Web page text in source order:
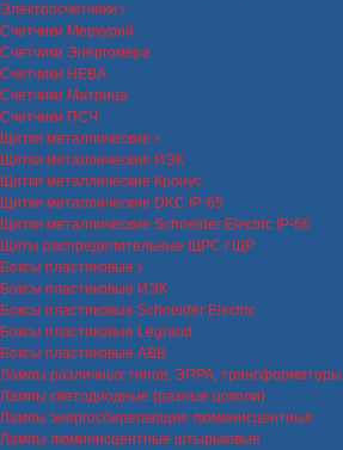
Электросчетчики
Счетчики Меркурий
Счетчики Энергомера
Счетчики НЕВА
Счетчики Матрица
Счетчики ПСЧ
Щитки металлические
Щитки металлические ИЭК
Щитки металлические Кронус
Щитки металлические DKC IP-65
Щитки металлические Schneider Electric IP-66
Щиты распределительные ЩРС / ЩР
Боксы пластиковые
Боксы пластиковые ИЭК
Боксы пластиковые Schneider Electric
Боксы пластиковые Legrand
Боксы пластиковые ABB
Лампы различных типов, ЭПРА, трансформаторы
Лампы светодиодные (разные цоколи)
Лампы энергосберегающие люминисцентные
Лампы люминисцентные штырьковые